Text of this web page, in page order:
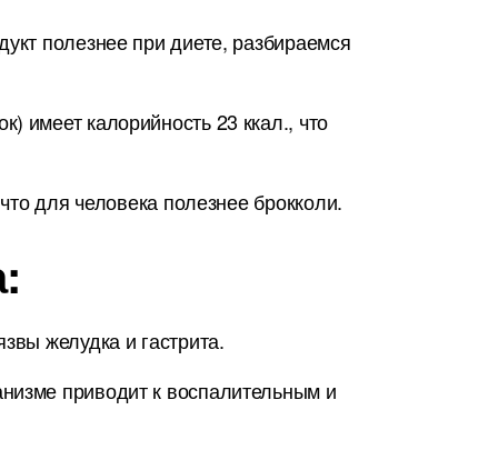
полезнее при диете, разбираемся
имеет калорийность 23 ккал., что
для человека полезнее брокколи.
желудка и гастрита.
приводит к воспалительным и